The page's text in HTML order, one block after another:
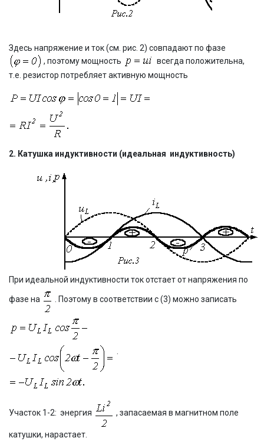
Здесь напряжение и ток (см. рис. 2) совпадают по фазе
, поэтому мощность
всегда положительна,
т.е. резистор потребляет активную мощность
2. Катушка индуктивности (идеальная индуктивность)
При идеальной индуктивности ток отстает от напряжения по
фазе на . Поэтому в соответствии с (3) можно записать
.
Участок 1-2: энергия , запасаемая в магнитном поле
катушки, нарастает.